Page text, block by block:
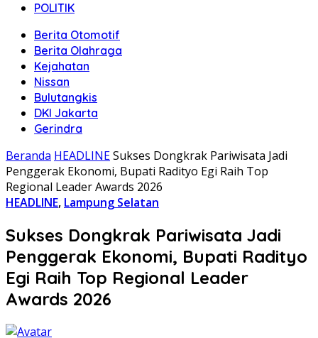
POLITIK
Berita Otomotif
Berita Olahraga
Kejahatan
Nissan
Bulutangkis
DKI Jakarta
Gerindra
Beranda HEADLINESukses Dongkrak Pariwisata Jadi
Penggerak Ekonomi, Bupati Radityo Egi Raih Top
Regional Leader Awards 2026
HEADLINE, Lampung Selatan
Sukses Dongkrak Pariwisata Jadi
Penggerak Ekonomi, Bupati Radityo
Egi Raih Top Regional Leader
Awards 2026